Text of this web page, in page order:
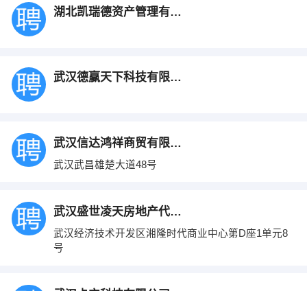
湖北凯瑞德资产管理有限公司
武汉德赢天下科技有限公司
武汉信达鸿祥商贸有限公司
武汉武昌雄楚大道48号
武汉盛世凌天房地产代理有限公司
武汉经济技术开发区湘隆时代商业中心第D座1单元8
号